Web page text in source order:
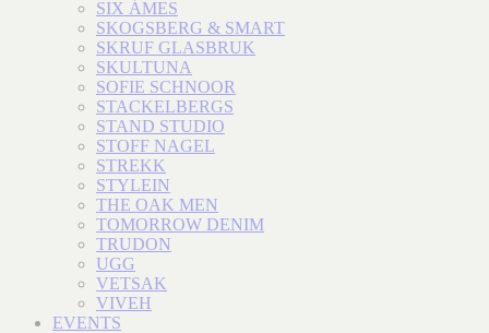
SIX ÁMES
SKOGSBERG & SMART
SKRUF GLASBRUK
SKULTUNA
SOFIE SCHNOOR
STACKELBERGS
STAND STUDIO
STOFF NAGEL
STREKK
STYLEIN
THE OAK MEN
TOMORROW DENIM
TRUDON
UGG
VETSAK
VIVEH
EVENTS